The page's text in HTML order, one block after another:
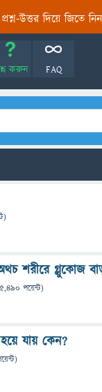
উত্তর দিয়ে জিতে
করুন FAQ
শরীরে গ্লুকোজ
পয়েন্ট)
যায় কেন?